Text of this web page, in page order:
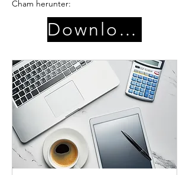
Cham herunter:
Download